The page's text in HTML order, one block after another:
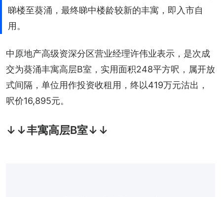
睇楼至葵涌，最终睇中楼龄较新的丰寓，即入市自
用。
中原地产高级资深分区营业经理许伟业表示，是次成
交为葵涌丰寓高层B室，实用面积248平方呎，属开放
式间隔，单位用作投资收租用，终以419万元沽出，
呎价16,895元。
↓↓丰寓高层B室↓↓